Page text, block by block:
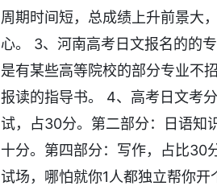
周期时间短，总成绩上升前景大
心。 3、河南高考日文报名的的
是有某些高等院校的部分专业不
报读的指导书。 4、高考日文考
试，占30分。第二部分：日语知
十分。第四部分：写作，占比30
试场，哪怕就你1人都独立帮你